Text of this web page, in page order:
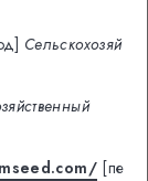
Сельскохозяй
[пе